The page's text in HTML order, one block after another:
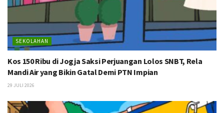
SEKOLAHAN
Kos 150 Ribu di Jogja Saksi Perjuangan Lolos SNBT, Rela
Mandi Air yang Bikin Gatal Demi PTN Impian
29 JULI 2026